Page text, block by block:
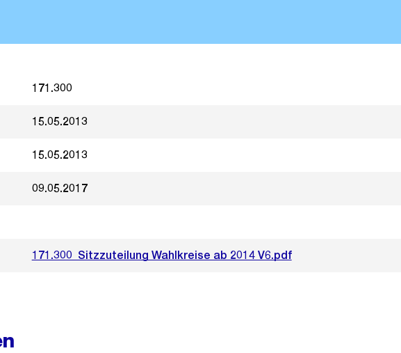
171.300
15.05.2013
15.05.2013
09.05.2017
171.300_Sitzzuteilung Wahlkreise ab 2014 V6.pdf